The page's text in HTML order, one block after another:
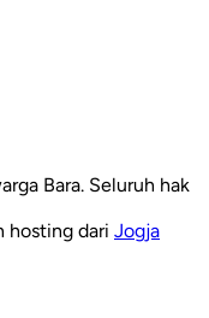
Bara. Seluruh hak
hosting dari Jogja